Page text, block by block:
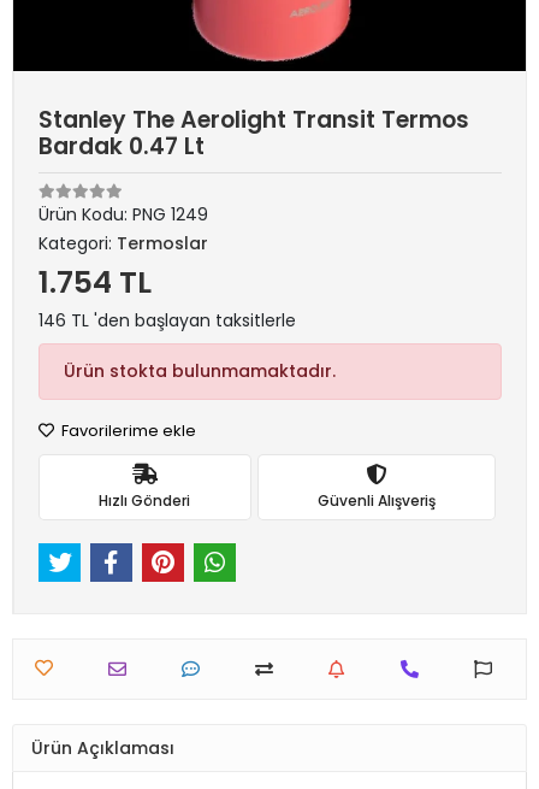
Stanley The Aerolight Transit Termos
Bardak 0.47 Lt
Ürün Kodu: PNG 1249
Kategori: Termoslar
1.754 TL
146 TL 'den başlayan taksitlerle
Ürün stokta bulunmamaktadır.
Favorilerime ekle
Hızlı Gönderi Güvenli Alışveriş
Ürün Açıklaması